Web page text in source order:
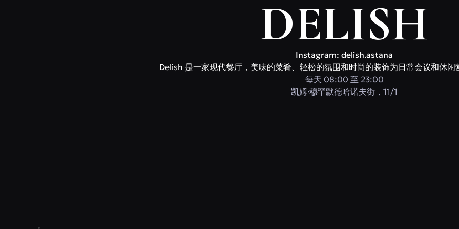
DELISH
Instagram: delish.astana
Delish 是一家现代餐厅，美味的菜肴、轻松的氛围和时尚的装饰为日常会议和休闲
每天 08:00 至 23:00
​凯姆·穆罕默德哈诺夫街，11/1